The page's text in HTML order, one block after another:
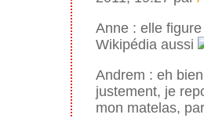
Anne : elle
Wikipédia aussi
Andrem : eh
justement, je
mon matelas,